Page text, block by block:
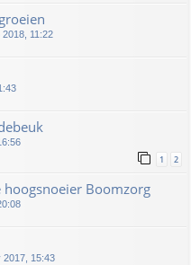
2018, 11:22
1 2
hoogsnoeier Boomzorg
2017, 15:43